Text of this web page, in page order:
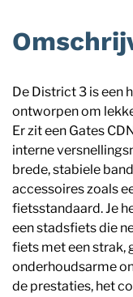
De District 3 is een
ontworpen om
Er zit een Gates
interne
brede, stabiele
accessoires zoals
fietsstandaard. Je
een stadsfiets die
fiets met een strak,
onderhoudsarme
de prestaties, het